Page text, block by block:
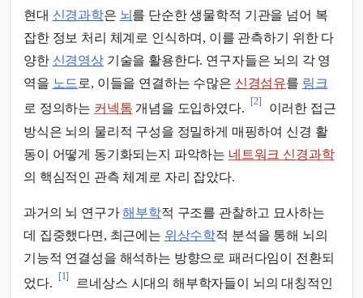
현대 신경과학은 뇌 를 단순한 생물학적 기관을 넘어 복
잡한 정보 처리 체계로 인식하며, 이를 관측하기 위한 다
양한 신경영상기술을 활용한다. 연구자들은 뇌의 각 영
역을 노드 로, 이들을 연결하는 수많은 신경섬유를 링크
로 정의하는 커넥톰 개념을 도입하였다.
[2]
이러한 접근
방식은 뇌의 물리적 구성을 정밀하게 매핑하여 신경 활
동이 어떻게 동기화되는지 파악하는 네트워크 신경과학
의 핵심적인 관측 체계로 자리 잡았다.
과거의 뇌 연구가해부학적 구조를 관찰하고 묘사하는
데 집중했다면, 최근에는 위상수학적 분석을 통해 뇌의
기능적 연결성을 해석하는 방향으로 패러다임이 전환되
었다.
[1]
르네상스 시대의 해부학자들이 뇌의 대칭적인